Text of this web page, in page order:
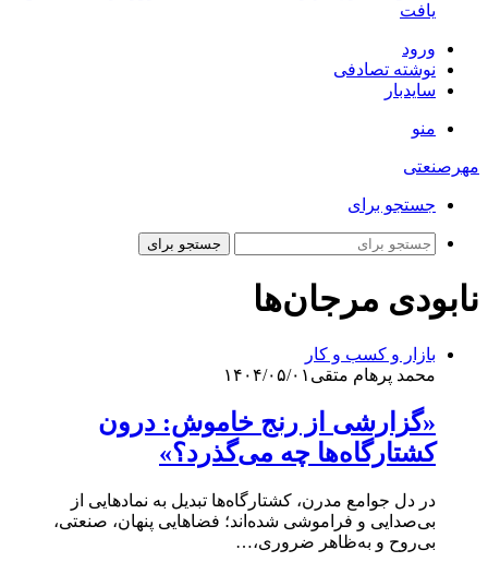
یافت
ورود
نوشته تصادفی
سایدبار
منو
مهرصنعتی
جستجو برای
جستجو برای
نابودی مرجان‌ها
بازار و کسب و کار
محمد پرهام متقی ۱۴۰۴/۰۵/۰۱
«گزارشی از رنج خاموش: درون
کشتارگاه‌ها چه می‌گذرد؟»
در دل جوامع مدرن، کشتارگاه‌ها تبدیل به نمادهایی از
بی‌صدایی و فراموشی شده‌اند؛ فضاهایی پنهان، صنعتی،
بی‌روح و به‌ظاهر ضروری،…